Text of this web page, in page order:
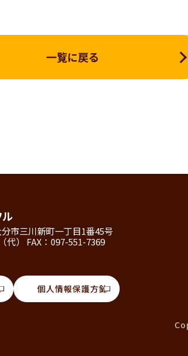
一覧に戻る
市三川新町一丁目1番45号
代） FAX：097-551-7369
個人情報保護方針